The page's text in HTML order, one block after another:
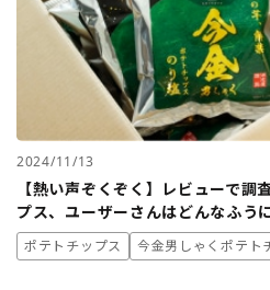
2024/11/13
【熱い声ぞくぞく】レビューで調
プス、ユーザーさんはどんなふう
ポテトチップス 今金男しゃくポテト